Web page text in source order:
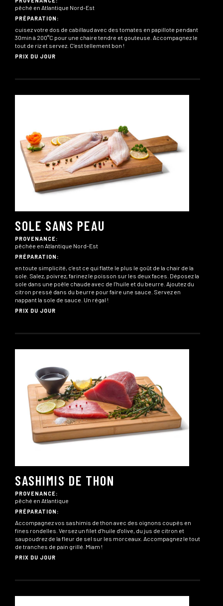
pêché en Atlantique Nord-Est
PRÉPARATION:
cuisez votre dos de cabillaud avec des tomates en papillote pendant
30min à 200°C pour une chaire tendre et gouteuse. Accompagnez le
tout de riz et servez. C’est tellement bon !
PRIX DU JOUR
SOLE SANS PEAU
PROVENANCE:
pêchée en Atlantique Nord-Est
PRÉPARATION:
en toute simplicité, c’est ce qui flatte le plus le goût de la chair de la
sole. Salez, poivrez, farinez le poisson sur les deux faces. Déposez la
sole dans une poêle chaude avec de l’huile et du beurre. Ajoutez du
citron pressé dans du beurre pour faire une sauce. Servez en
nappant la sole de sauce. Un régal !
PRIX DU JOUR
SASHIMIS DE THON
PROVENANCE:
pêché en Atlantique
PRÉPARATION:
Accompagnez vos sashimis de thon avec des oignons coupés en
fines rondelles. Versez un filet d’huile d’olive, du jus de citron et
saupoudrez de la fleur de sel sur les morceaux. Accompagnez le tout
de tranches de pain grillé. Miam !
PRIX DU JOUR